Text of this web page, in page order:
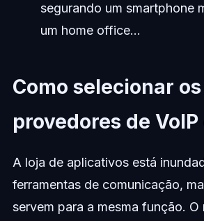
segurando um smartphone
um home office...
Como selecionar os
provedores de
A loja de aplicativos está
ferramentas de comunicação,
servem para a mesma função. O